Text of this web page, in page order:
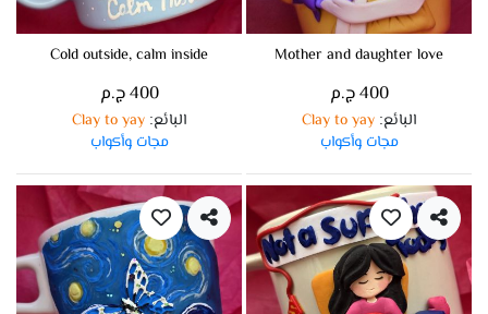
Mother and daughter love
400 ج.م
البائع:
Clay to yay
مجات وأكواب
Cold outside, calm inside
400 ج.م
البائع:
Clay to yay
مجات وأكواب